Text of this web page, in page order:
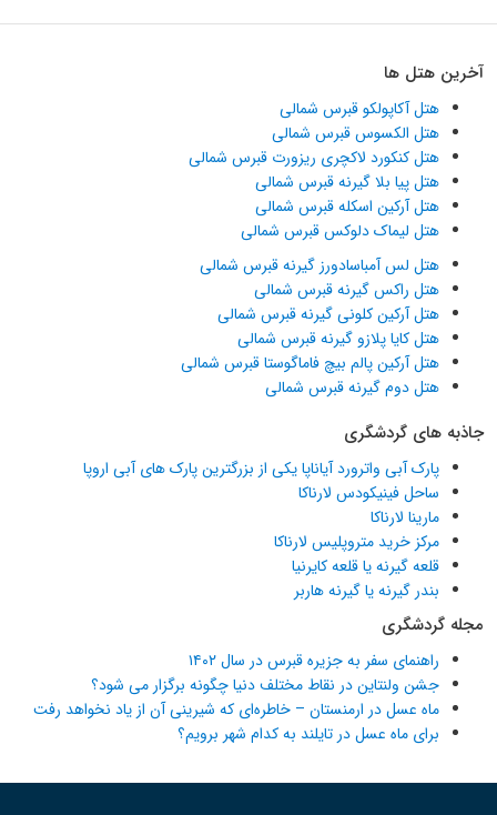
آخرین هتل ها
هتل آکاپولکو قبرس شمالی
هتل الکسوس قبرس شمالی
هتل کنکورد لاکچری ریزورت قبرس شمالی
هتل پیا بلا گیرنه قبرس شمالی
هتل آرکین اسکله قبرس شمالی
هتل لیماک دلوکس قبرس شمالی
هتل لس آمباسادورز گیرنه قبرس شمالی
هتل راکس گیرنه قبرس شمالی
هتل آرکین کلونی گیرنه قبرس شمالی
هتل کایا پلازو گیرنه قبرس شمالی
هتل آرکین پالم بیچ فاماگوستا قبرس شمالی
هتل دوم گیرنه قبرس شمالی
جاذبه های گردشگری
پارک آبی واترورد آیاناپا یکی از بزرگترین پارک های آبی اروپا
ساحل فینیکودس لارناکا
مارینا لارناکا
مرکز خرید متروپلیس لارناکا
قلعه گیرنه یا قلعه کایرنیا
بندر گیرنه یا گیرنه هاربر
مجله گردشگری
راهنمای سفر به جزیره قبرس در سال ۱۴۰۲
جشن ولنتاین در نقاط مختلف دنیا چگونه برگزار می شود؟
ماه عسل در ارمنستان – خاطره‌ای که شیرینی آن از یاد نخواهد رفت
برای ماه عسل در تایلند به کدام شهر برویم؟